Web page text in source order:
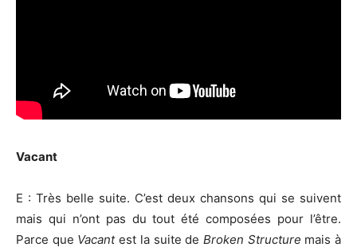
Vacant
E : Très belle suite. C’est deux chansons qui se suivent
mais qui n’ont pas du tout été composées pour l’être.
Parce que Vacantest la suite de Broken Structure mais à